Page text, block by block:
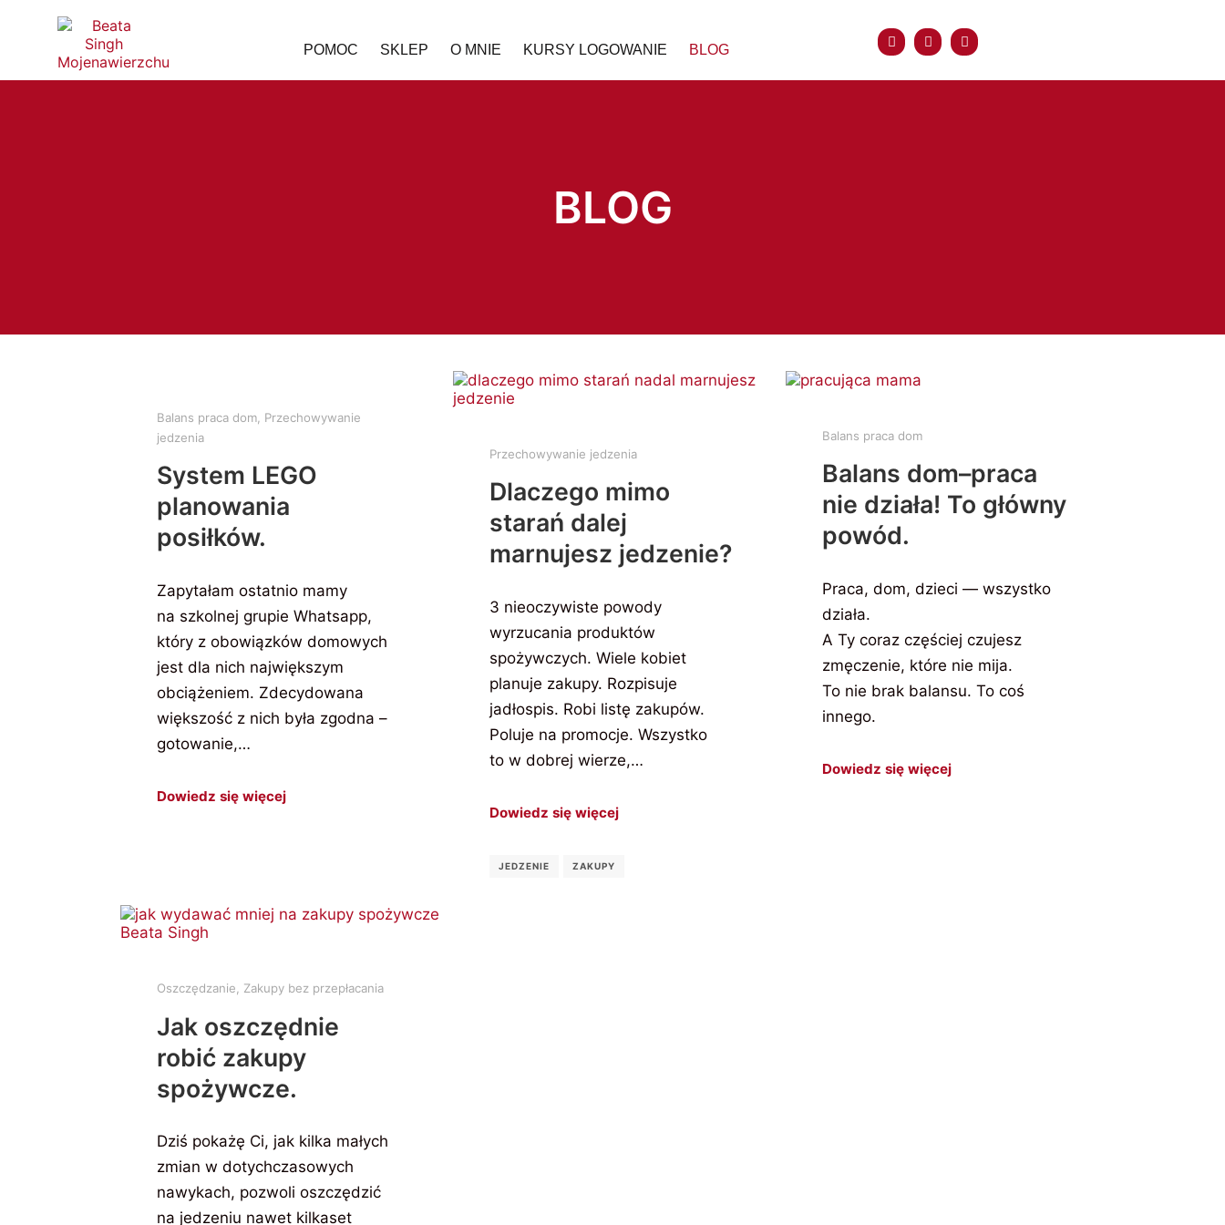
POMOC SKLEP O MNIE KURSY LOGOWANIE BLOG
BLOG
Balans praca dom, Przechowywanie
jedzenia
System LEGO
planowania
posiłków.
Zapytałam ostatnio mamy
na szkolnej grupie Whatsapp,
który z obowiązków domowych
jest dla nich największym
obciążeniem. Zdecydowana
większość z nich była zgodna –
gotowanie,…
Dowiedz się więcej
Przechowywanie jedzenia
Dlaczego mimo
starań dalej
marnujesz jedzenie?
3 nieoczywiste powody
wyrzucania produktów
spożywczych. Wiele kobiet
planuje zakupy. Rozpisuje
jadłospis. Robi listę zakupów.
Poluje na promocje. Wszystko
to w dobrej wierze,…
Dowiedz się więcej
JEDZENIE ZAKUPY
Balans praca dom
Balans dom–praca
nie działa! To główny
powód.
Praca, dom, dzieci — wszystko
działa.
A Ty coraz częściej czujesz
zmęczenie, które nie mija.
To nie brak balansu. To coś
innego.
Dowiedz się więcej
Oszczędzanie, Zakupy bez przepłacania
Jak oszczędnie
robić zakupy
spożywcze.
Dziś pokażę Ci, jak kilka małych
zmian w dotychczasowych
nawykach, pozwoli oszczędzić
na jedzeniu nawet kilkaset